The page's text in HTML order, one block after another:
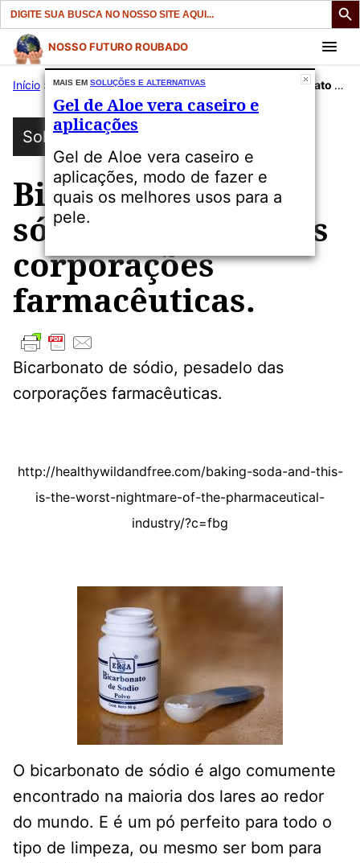
Search
for:
Pular
para
conteúdo
NOSSO FUTURO ROUBADO
Início » Publicações»Soluções e Alternativas Bicarbonato de sódio, pesadelo das corporações farmacêuticas.
Soluções e Alternativas
Bicarbonato de
sódio, pesadelo das
corporações
farmacêuticas.
Bicarbonato de sódio, pesadelo das
corporações farmacêuticas.
http://healthywildandfree.com/baking-soda-and-this-
is-the-worst-nightmare-of-the-pharmaceutical-
industry/?c=fbg
O bicarbonato de sódio é algo comumente
encontrado na maioria dos lares ao redor
do mundo. E é um pó perfeito para todo o
tipo de limpeza, ou mesmo ser bom para
MAIS EM SOLUÇÕES E ALTERNATIVAS
Gel de Aloe vera caseiro e
aplicações
Gel de Aloe vera caseiro e
aplicações, modo de fazer e
quais os melhores usos para a
pele.